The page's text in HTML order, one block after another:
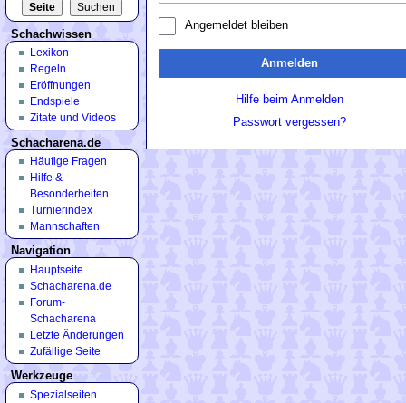
Angemeldet bleiben
Anmelden
Hilfe beim Anmelden
Passwort vergessen?
Schachwissen
Lexikon
Regeln
Eröffnungen
Endspiele
Zitate und Videos
Schacharena.de
Häufige Fragen
Hilfe &
Besonderheiten
Turnierindex
Mannschaften
Navigation
Hauptseite
Schacharena.de
Forum-
Schacharena
Letzte Änderungen
Zufällige Seite
Werkzeuge
Spezialseiten